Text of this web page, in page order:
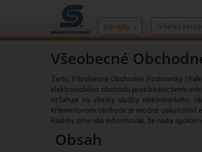
Výrobky
Všeobecné
Tieto Všeobecné Obchodné Podmienky
elektronického obchodu prostredníctvom
vzťahuje na všetky služby elektronického
internetovom obchode je možné uskutočniť
Radi by sme vás informovali, že naša
Obsah